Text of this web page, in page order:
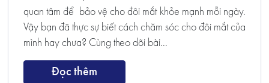
quan tâm để bảo vệ cho đôi mắt khỏe mạnh mỗi ngày.
Vậy bạn đã thực sự biết cách chăm sóc cho đôi mắt của
mình hay chưa? Cùng theo dõi bài...
Đọc thêm